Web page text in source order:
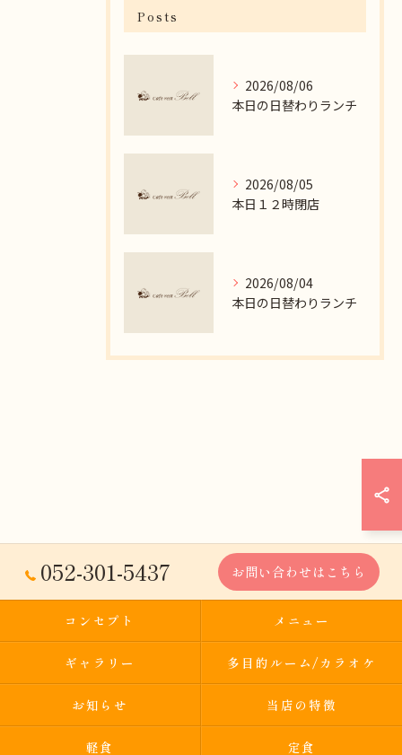
Posts
2026/08/06
本日の日替わりランチ
2026/08/05
本日１２時閉店
2026/08/04
本日の日替わりランチ
052-301-5437 お問い合わせはこちら
コンセプト メニュー
ギャラリー 多目的ルーム/カラオケ
お知らせ 当店の特徴
軽食 定食